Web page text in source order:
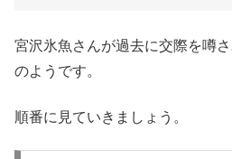
宮沢氷魚さんが過去に交際を噂
のようです。
順番に見ていきましょう。